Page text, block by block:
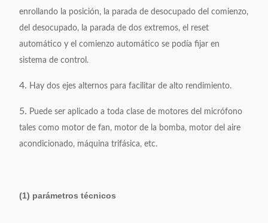
enrollando la posición, la parada de desocupado del comienzo,
del desocupado, la parada de dos extremos, el reset
automático y el comienzo automático se podía fijar en
sistema de control.
4. Hay dos ejes alternos para facilitar de alto rendimiento.
5. Puede ser aplicado a toda clase de motores del micrófono
tales como motor de fan, motor de la bomba, motor del aire
acondicionado, máquina trifásica, etc.
(1) parámetros técnicos